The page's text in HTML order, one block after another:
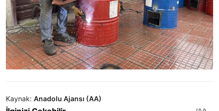
Kaynak: Anadolu Ajansı (AA)